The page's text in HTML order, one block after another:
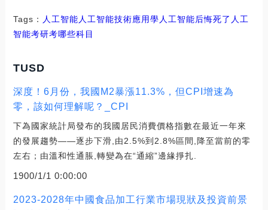
Tags： 人工智能人工智能技術應用學人工智能后悔死了 人工
智能考研考哪些科目
TUSD
深度！6月份，我國M2暴漲11.3%，但CPI增速為
零，該如何理解呢？_CPI
下為國家統計局發布的我國居民消費價格指數在最近一年來
的發展趨勢——逐步下滑,由2.5%到2.8%區間,降至當前的零
左右；由溫和性通脹,轉變為在“通縮”邊緣掙扎.
1900/1/1 0:00:00
2023-2028年中國食品加工行業市場現狀及投資前景